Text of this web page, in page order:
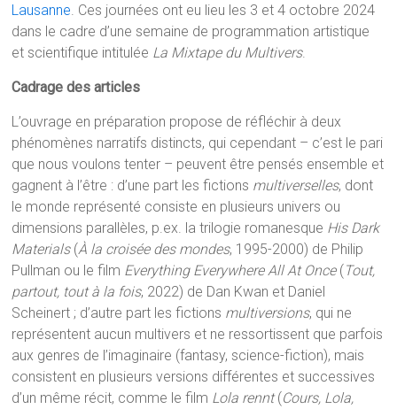
Lausanne. Ces journées ont eu lieu les 3 et 4 octobre 2024
dans le cadre d’une semaine de programmation artistique
et scientifique intitulée La Mixtape du Multivers.
Cadrage des articles
L’ouvrage en préparation propose de réfléchir à deux
phénomènes narratifs distincts, qui cependant – c’est le pari
que nous voulons tenter – peuvent être pensés ensemble et
gagnent à l’être : d’une part les fictions multiverselles, dont
le monde représenté consiste en plusieurs univers ou
dimensions parallèles, p.ex. la trilogie romanesque His Dark
Materials(À la croisée des mondes, 1995-2000) de Philip
Pullman ou le film Everything Everywhere All At Once(Tout,
partout, tout à la fois, 2022) de Dan Kwan et Daniel
Scheinert ; d’autre part les fictions multiversions, qui ne
représentent aucun multivers et ne ressortissent que parfois
aux genres de l’imaginaire (fantasy, science-fiction), mais
consistent en plusieurs versions différentes et successives
d’un même récit, comme le film Lola rennt(Cours, Lola,